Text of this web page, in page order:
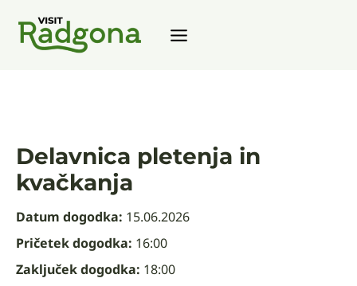
content
Delavnica pletenja in
kvačkanja
Datum dogodka: 15.06.2026
Pričetek dogodka: 16:00
Zaključek dogodka: 18:00